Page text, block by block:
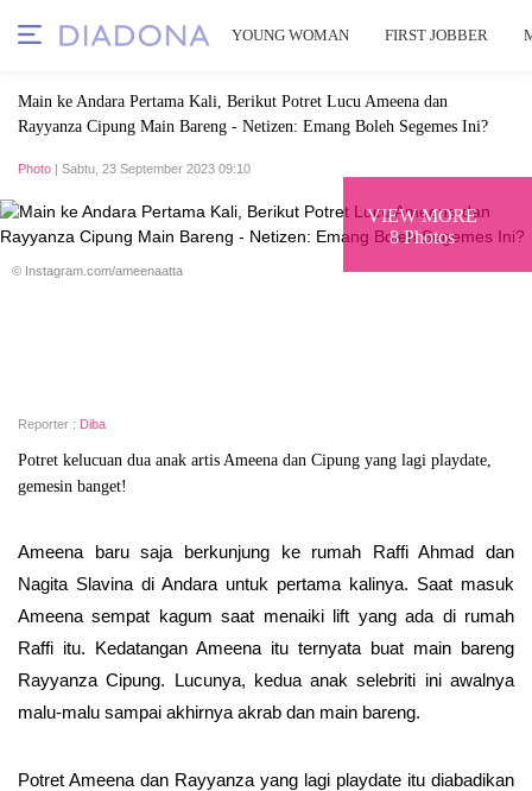
YOUNG WOMAN FIRST JOBBER
Main ke Andara Pertama Kali, Berikut Potret Lucu Ameena dan
Rayyanza Cipung Main Bareng - Netizen: Emang Boleh Segemes Ini?
Photo | Sabtu, 23 September 2023 09:10
VIEW MORE
8 Photos
© Instagram.com/ameenaatta
Reporter : Diba
Potret kelucuan dua anak artis Ameena dan Cipung yang lagi playdate,
gemesin banget!
Ameena baru saja berkunjung ke rumah Raffi Ahmad dan
Nagita Slavina di Andara untuk pertama kalinya. Saat masuk
Ameena sempat kagum saat menaiki lift yang ada di rumah
Raffi itu. Kedatangan Ameena itu ternyata buat main bareng
Rayyanza Cipung. Lucunya, kedua anak selebriti ini awalnya
malu-malu sampai akhirnya akrab dan main bareng.
Potret Ameena dan Rayyanza yang lagi playdate itu diabadikan